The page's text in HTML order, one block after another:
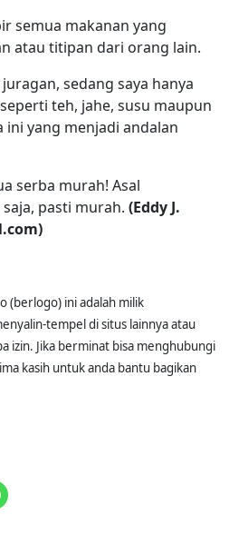
semua makanan yang
atau titipan dari orang lain.
sedang saya hanya
teh, jahe, susu maupun
ini yang menjadi andalan
serba murah! Asal
pasti murah. (Eddy J.
)
(berlogo) ini adalah milik
tempel di situs lainnya atau
izin. Jika berminat bisa menghubungi
kasih untuk anda bantu bagikan